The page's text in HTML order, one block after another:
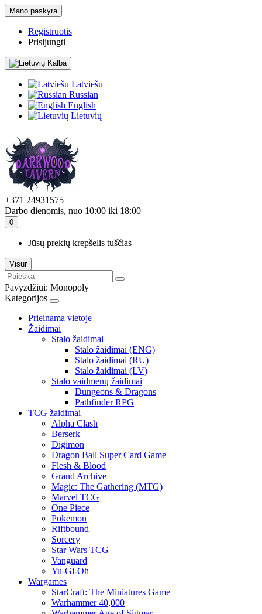
Mano paskyra
Registruotis
Prisijungti
Kalba
Latviešu
Russian
English
Lietuvių
+371 24931575
Darbo dienomis, nuo 10:00 iki 18:00
0
Jūsų prekių krepšelis tuščias
Visur
Pavyzdžiui: Monopoly
Kategorijos
Prieinama vietoje
Žaidimai
Stalo žaidimai
Stalo žaidimai (ENG)
Stalo žaidimai (RU)
Stalo žaidimai (LV)
Stalo vaidmenų žaidimai
Dungeons & Dragons
Pathfinder RPG
TCG žaidimai
Alpha Clash
Berserk
Digimon
Dragon Ball Super Card Game
Flesh & Blood
Grand Archive
Magic: The Gathering (MTG)
Marvel TCG
One Piece
Pokemon
Riftbound
Sorcery
Star Wars TCG
Vanguard
Yu-Gi-Oh
Wargames
StarCraft: The Miniatures Game
Warhammer 40,000